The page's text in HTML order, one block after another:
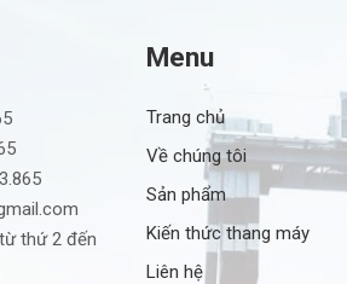
thứ 2 đến
Menu
Trang chủ
Về chúng tôi
Sản phẩm
Kiến thức thang máy
Liên hệ